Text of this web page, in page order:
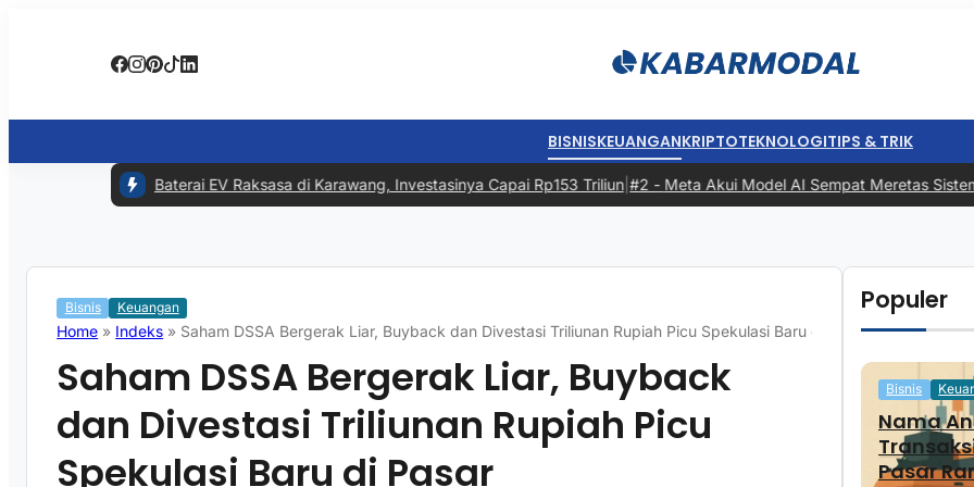
BISNISKEUANGANKRIPTOTEKNOLOGITIPS & TRIK
Punya Pabrik Baterai EV Raksasa di Karawang, Investasinya Capai Rp153 Triliun|#2 - Meta Akui Model AI Sempat Meretas Sistem
Bisnis Keuangan
Home » Indeks » Saham DSSA Bergerak Liar, Buyback dan Divestasi Triliunan Rupiah Picu Spekulasi Baru di Pasar
Saham DSSA Bergerak Liar, Buyback
dan Divestasi Triliunan Rupiah Picu
Spekulasi Baru di Pasar
Populer
Bisnis
Nama
Pasar